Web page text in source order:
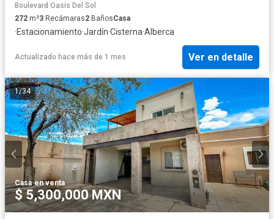
Boulevard Oasis Del Sol
272 m²3 Recámaras2 BañosCasa
·Estacionamiento·Jardín·Cisterna·Alberca
Actualizado hace más de 1 mes Ver en detalle
1/34
Casa·en venta
$ 5,300,000 MXN